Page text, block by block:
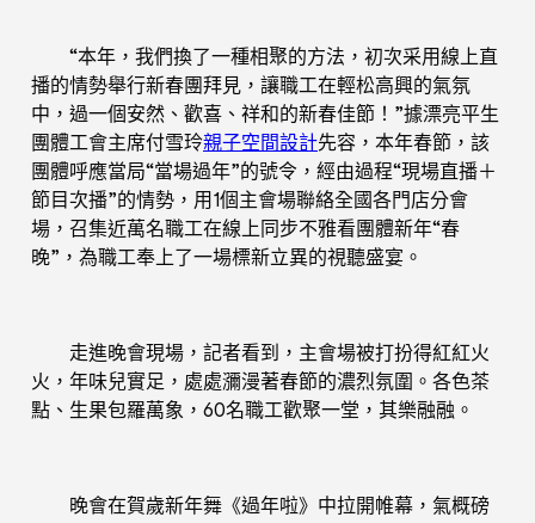
“本年，我們換了一種相聚的方法，初次采用線上直
播的情勢舉行新春團拜見，讓職工在輕松高興的氣氛
中，過一個安然、歡喜、祥和的新春佳節！”據漂亮平生
團體工會主席付雪玲親子空間設計先容，本年春節，該
團體呼應當局“當場過年”的號令，經由過程“現場直播＋
節目次播”的情勢，用1個主會場聯絡全國各門店分會
場，召集近萬名職工在線上同步不雅看團體新年“春
晚”，為職工奉上了一場標新立異的視聽盛宴。
走進晚會現場，記者看到，主會場被打扮得紅紅火
火，年味兒實足，處處瀰漫著春節的濃烈氛圍。各色茶
點、生果包羅萬象，60名職工歡聚一堂，其樂融融。
晚會在賀歲新年舞《過年啦》中拉開帷幕，氣概磅